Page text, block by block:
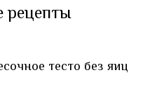
рецепты
тесто без яиц